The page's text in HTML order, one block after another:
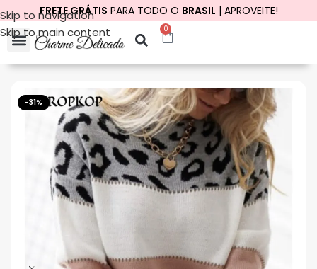
Skip to navigation
Skip to main content
FRETE GRÁTIS PARA TODO O BRASIL | APROVEITE!
0
-31%